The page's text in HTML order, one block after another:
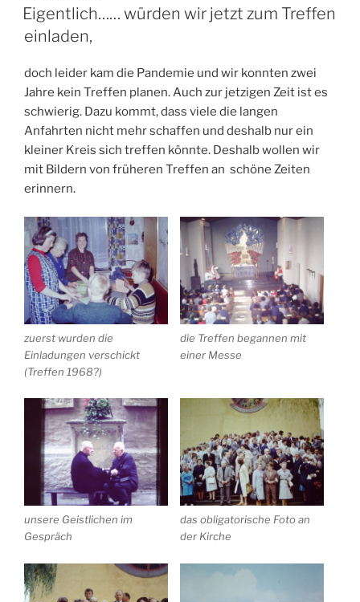
AM
Eigentlich…… würden wir jetzt zum Treffen
einladen,
doch leider kam die Pandemie und wir konnten zwei
Jahre kein Treffen planen. Auch zur jetzigen Zeit ist es
schwierig. Dazu kommt, dass viele die langen
Anfahrten nicht mehr schaffen und deshalb nur ein
kleiner Kreis sich treffen könnte. Deshalb wollen wir
mit Bildern von früheren Treffen an schöne Zeiten
erinnern.
zuerst wurden die
Einladungen verschickt
(Treffen 1968?)
die Treffen begannen mit
einer Messe
unsere Geistlichen im
Gespräch
das obligatorische Foto an
der Kirche